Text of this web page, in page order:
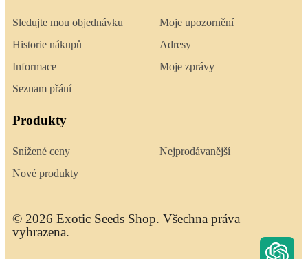
Sledujte mou objednávku
Historie nákupů
Informace
Seznam přání
Moje upozornění
Adresy
Moje zprávy
Produkty
Snížené ceny
Nové produkty
Nejprodávanější
© 2026 Exotic Seeds Shop. Všechna práva
vyhrazena.